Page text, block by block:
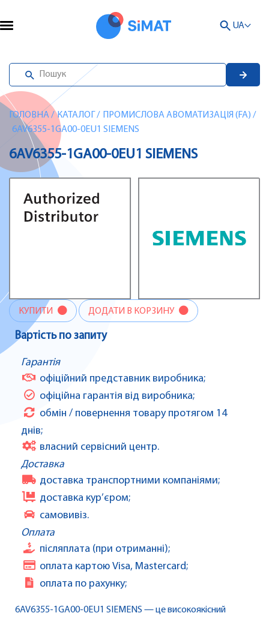
UA
ГОЛОВНА/ КАТАЛОГ / ПРОМИСЛОВА АВОМАТИЗАЦІЯ (FA) /
6AV6355-1GA00-0EU1 SIEMENS
6AV6355-1GA00-0EU1 SIEMENS
КУПИТИ ДОДАТИ В КОРЗИНУ
Вартість по запиту
Гарантія
офіційний представник виробника;
офіційна гарантія від виробника;
обмін / повернення товару протягом 14
днів;
власний сервісний центр.
Доставка
доставка транспортними компаніями;
доставка кур’єром;
самовивіз.
Оплата
післяплата (при отриманні);
оплата картою Visa, Mastercard;
оплата по рахунку;
6AV6355-1GA00-0EU1 SIEMENS — це високоякісний